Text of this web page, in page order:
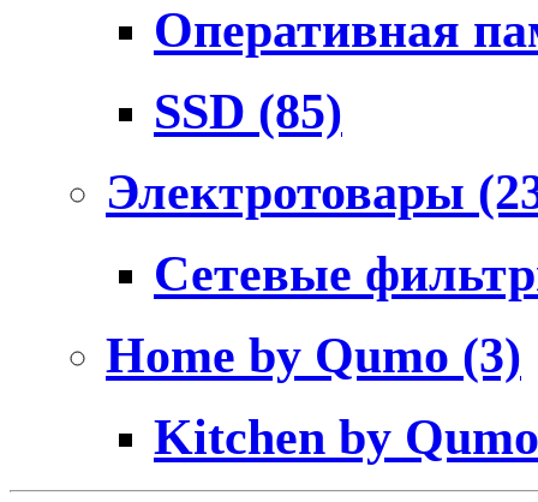
Оперативная
SSD (85)
Электротовары
Сетевые
Home by Qumo (3)
Kitchen by